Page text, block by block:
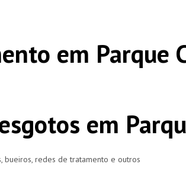
em Parque
em
bueiros, redes de tratamento e outros